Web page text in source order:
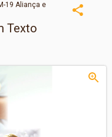
19 Aliança e
Texto